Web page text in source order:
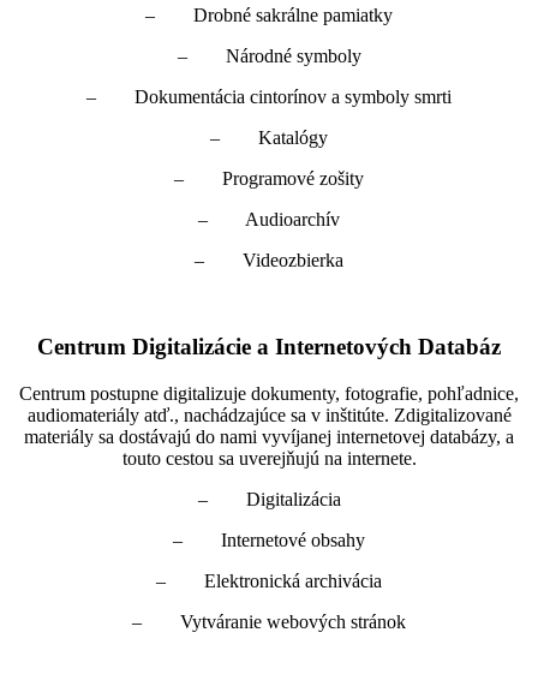
– Drobné sakrálne pamiatky
– Národné symboly
– Dokumentácia cintorínov a symboly smrti
– Katalógy
– Programové zošity
– Audioarchív
– Videozbierka
Centrum Digitalizácie a Internetových Databáz
Centrum postupne digitalizuje dokumenty, fotografie, pohľadnice,
audiomateriály atď., nachádzajúce sa v inštitúte. Zdigitalizované
materiály sa dostávajú do nami vyvíjanej internetovej databázy, a
touto cestou sa uverejňujú na internete.
– Digitalizácia
– Internetové obsahy
– Elektronická archivácia
– Vytváranie webových stránok